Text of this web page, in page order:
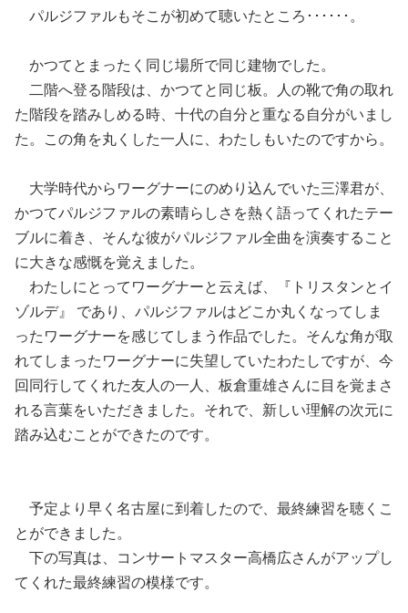
パルジファルもそこが初めて聴いたところ･･････。
かつてとまったく同じ場所で同じ建物でした。
二階へ登る階段は、かつてと同じ板。人の靴で角の取れ
た階段を踏みしめる時、十代の自分と重なる自分がいまし
た。この角を丸くした一人に、わたしもいたのですから。
大学時代からワーグナーにのめり込んでいた三澤君が、
かつてパルジファルの素晴らしさを熱く語ってくれたテー
ブルに着き、そんな彼がパルジファル全曲を演奏すること
に大きな感慨を覚えました。
わたしにとってワーグナーと云えば、『トリスタンとイ
ゾルデ』 であり、パルジファルはどこか丸くなってしま
ったワーグナーを感じてしまう作品でした。そんな角が取
れてしまったワーグナーに失望していたわたしですが、今
回同行してくれた友人の一人、板倉重雄さんに目を覚まさ
れる言葉をいただきました。それで、新しい理解の次元に
踏み込むことができたのです。
予定より早く名古屋に到着したので、最終練習を聴くこ
とができました。
下の写真は、コンサートマスター高橋広さんがアップし
てくれた最終練習の模様です。